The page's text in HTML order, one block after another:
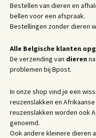
Bestellen van dieren en
bellen voor een afspraak.
Bestellingen zonder dieren
Alle Belgische klanten
De verzending van dieren
problemen bij Bpost.
In onze shop vind je een
reuzenslakken en
reuzenslakken worden ook
genoemd.
Ook andere kleinere dieren